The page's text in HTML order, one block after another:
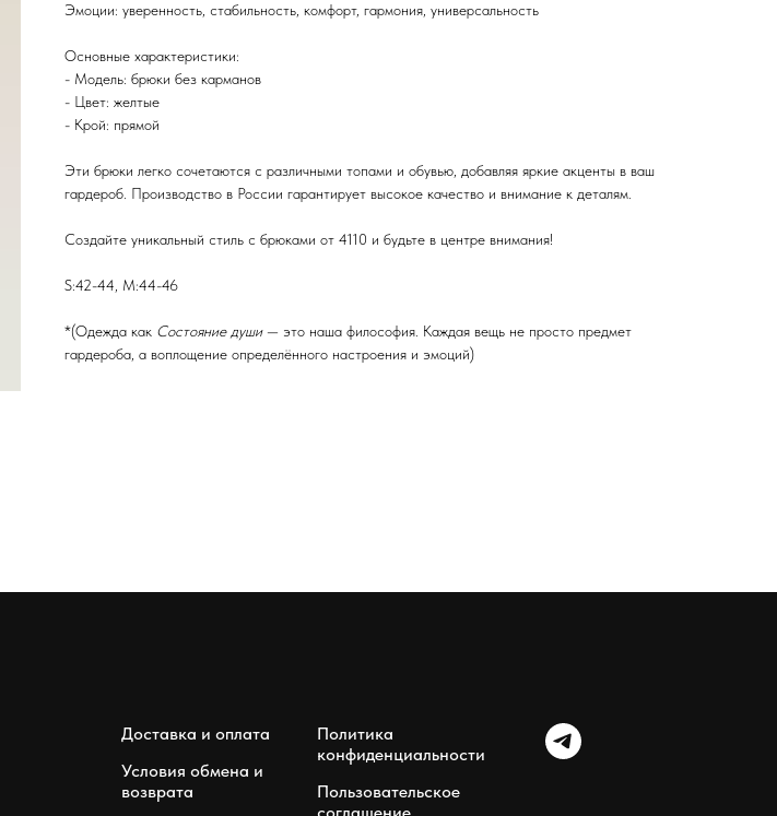
Эмоции: уверенность, стабильность, комфорт, гармония, универсальность
Основные характеристики:
- Модель: брюки без карманов
- Цвет: желтые
- Крой: прямой
Эти брюки легко сочетаются с различными топами и обувью, добавляя яркие акценты в ваш
гардероб. Производство в России гарантирует высокое качество и внимание к деталям.
Создайте уникальный стиль с брюками от 4110 и будьте в центре внимания!
S:42-44, M:44-46
*(Одежда как Состояние души— это наша философия. Каждая вещь не просто предмет
гардероба, а воплощение определённого настроения и эмоций)
Доставка и оплата
Условия обмена и
возврата
Политика
конфиденциальности
Пользовательское